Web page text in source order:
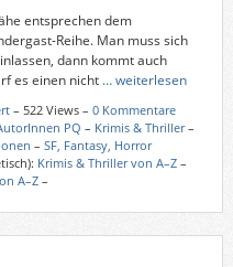
entsprechen dem
Reihe. Man muss sich
dann kommt auch
es einen nicht … weiterlesen
– 522 Views – 0 Kommentare
PQ – Krimis & Thriller–
– SF, Fantasy, Horror
Krimis & Thriller von A–Z–
A–Z–